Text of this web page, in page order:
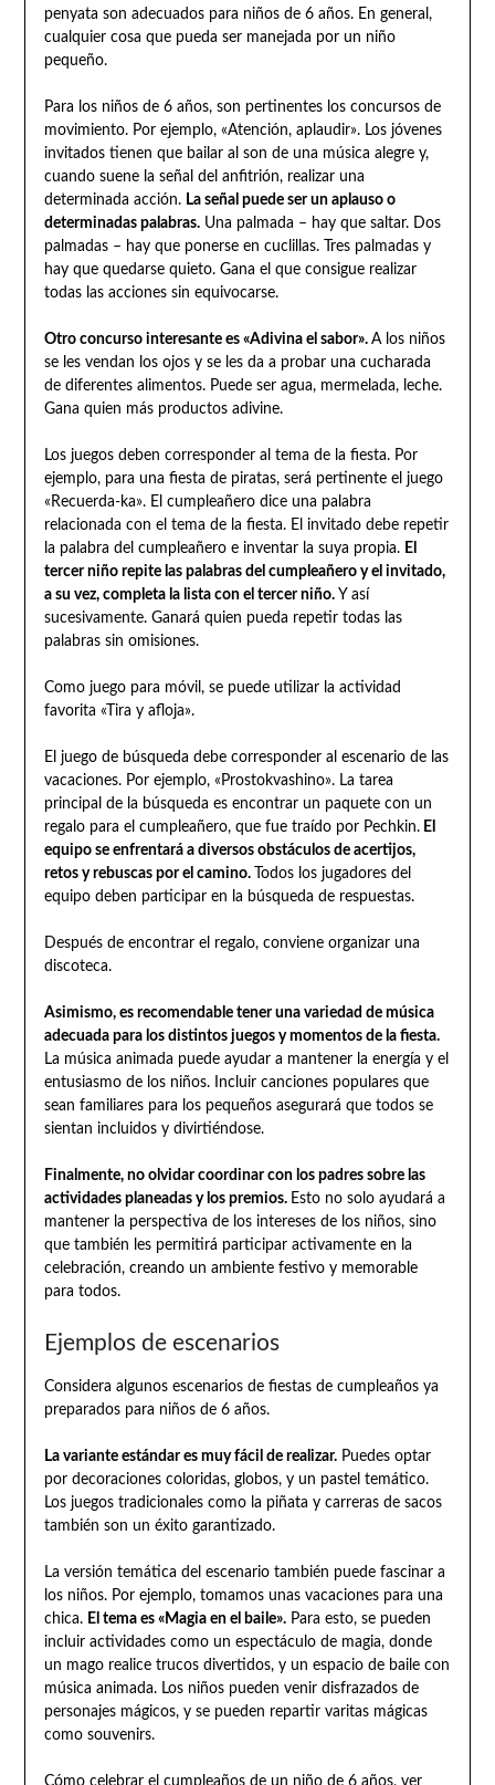
penyata son adecuados para niños de 6 años. En general,
cualquier cosa que pueda ser manejada por un niño
pequeño.
Para los niños de 6 años, son pertinentes los concursos de
movimiento. Por ejemplo, «Atención, aplaudir». Los jóvenes
invitados tienen que bailar al son de una música alegre y,
cuando suene la señal del anfitrión, realizar una
determinada acción. La señal puede ser un aplauso o
determinadas palabras.Una palmada – hay que saltar. Dos
palmadas – hay que ponerse en cuclillas. Tres palmadas y
hay que quedarse quieto. Gana el que consigue realizar
todas las acciones sin equivocarse.
Otro concurso interesante es «Adivina el sabor». A los niños
se les vendan los ojos y se les da a probar una cucharada
de diferentes alimentos. Puede ser agua, mermelada, leche.
Gana quien más productos adivine.
Los juegos deben corresponder al tema de la fiesta. Por
ejemplo, para una fiesta de piratas, será pertinente el juego
«Recuerda-ka». El cumpleañero dice una palabra
relacionada con el tema de la fiesta. El invitado debe repetir
la palabra del cumpleañero e inventar la suya propia. El
tercer niño repite las palabras del cumpleañero y el invitado,
a su vez, completa la lista con el tercer niño.Y así
sucesivamente. Ganará quien pueda repetir todas las
palabras sin omisiones.
Como juego para móvil, se puede utilizar la actividad
favorita «Tira y afloja».
El juego de búsqueda debe corresponder al escenario de las
vacaciones. Por ejemplo, «Prostokvashino». La tarea
principal de la búsqueda es encontrar un paquete con un
regalo para el cumpleañero, que fue traído por Pechkin.El
equipo se enfrentará a diversos obstáculos de acertijos,
retos y rebuscas por el camino.
Todos los jugadores del
equipo deben participar en la búsqueda de respuestas.
Después de encontrar el regalo, conviene organizar una
discoteca.
Asimismo, es recomendable tener una variedad de música
adecuada para los distintos juegos y momentos de la fiesta.
La música animada puede ayudar a mantener la energía y el
entusiasmo de los niños. Incluir canciones populares que
sean familiares para los pequeños asegurará que todos se
sientan incluidos y divirtiéndose.
Finalmente, no olvidar coordinar con los padres sobre las
actividades planeadas y los premios. Esto no solo ayudará a
mantener la perspectiva de los intereses de los niños, sino
que también les permitirá participar activamente en la
celebración, creando un ambiente festivo y memorable
para todos.
Ejemplos de escenarios
Considera algunos escenarios de fiestas de cumpleaños ya
preparados para niños de 6 años.
La variante estándar es muy fácil de realizar.Puedes optar
por decoraciones coloridas, globos, y un pastel temático.
Los juegos tradicionales como la piñata y carreras de sacos
también son un éxito garantizado.
La versión temática del escenario también puede fascinar a
los niños. Por ejemplo, tomamos unas vacaciones para una
chica. El tema es «Magia en el baile».Para esto, se pueden
incluir actividades como un espectáculo de magia, donde
un mago realice trucos divertidos, y un espacio de baile con
música animada. Los niños pueden venir disfrazados de
personajes mágicos, y se pueden repartir varitas mágicas
como souvenirs.
Cómo celebrar el cumpleaños de un niño de 6 años, ver